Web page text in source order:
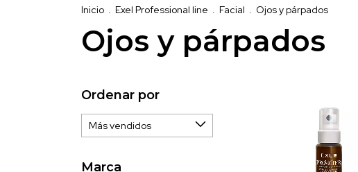
Inicio . Exel Professional line . Facial . Ojos y párpados
Ojos y párpados
Ordenar por
Marca